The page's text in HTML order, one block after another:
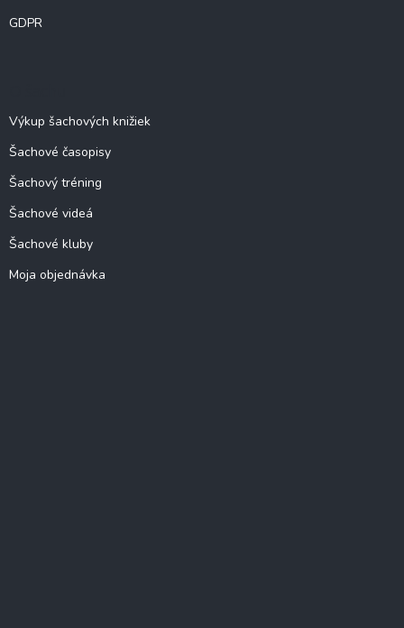
GDPR
Výkup šachových knižiek
Šachové časopisy
Šachový tréning
Šachové videá
Šachové kluby
Moja objednávka